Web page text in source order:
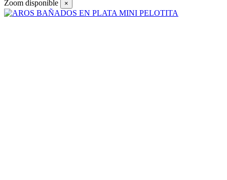
Zoom disponible ×